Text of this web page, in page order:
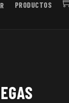
PRODUCTOS